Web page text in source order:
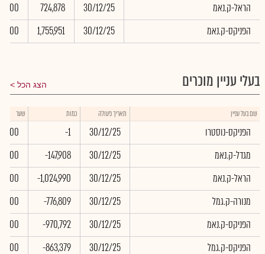
הראל-ק.נאמ
30/12/25
724,878
0.00
הפניקס-ק.נאמ
30/12/25
1,755,951
0.00
בעלי עניין מוכרים הצג הכל
שם בעל עניין תאריך פעולה כמות שער
הפניקס-נוסטרו 30/12/25
-1
0.00
מגדל-ק.נאמ
30/12/25
-147,908
0.00
הראל-ק.נאמ
30/12/25
-1,024,990
0.00
מנורה-ק.גמל
30/12/25
-776,809
0.00
הפניקס-ק.נאמ
30/12/25
-970,792
0.00
הפניקס-ק.גמל
30/12/25
-863,379
0.00